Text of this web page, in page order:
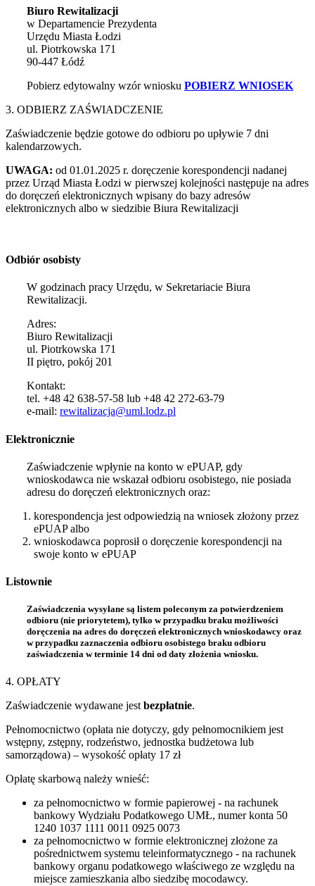
Biuro Rewitalizacji
w Departamencie Prezydenta
Urzędu Miasta Łodzi
ul. Piotrkowska 171
90-447 Łódź
Pobierz edytowalny wzór wniosku POBIERZ WNIOSEK
3. ODBIERZ ZAŚWIADCZENIE
Zaświadczenie będzie gotowe do odbioru po upływie 7 dni
kalendarzowych.
UWAGA: od 01.01.2025 r. doręczenie korespondencji nadanej
przez Urząd Miasta Łodzi w pierwszej kolejności następuje na adres
do doręczeń elektronicznych wpisany do bazy adresów
elektronicznych albo w siedzibie Biura Rewitalizacji
Odbiór osobisty
W godzinach pracy Urzędu, w Sekretariacie Biura
Rewitalizacji.
Adres:
Biuro Rewitalizacji
ul. Piotrkowska 171
II piętro, pokój 201
Kontakt:
tel. +48 42 638-57-58 lub +48 42 272-63-79
e-mail: rewitalizacja@uml.lodz.pl
Elektronicznie
Zaświadczenie wpłynie na konto w ePUAP, gdy
wnioskodawca nie wskazał odbioru osobistego, nie posiada
adresu do doręczeń elektronicznych oraz:
korespondencja jest odpowiedzią na wniosek złożony przez
ePUAP albo
wnioskodawca poprosił o doręczenie korespondencji na
swoje konto w ePUAP
Listownie
Zaświadczenia wysyłane są listem poleconym za potwierdzeniem
odbioru (nie priorytetem), tylko w przypadku braku możliwości
doręczenia na adres do doręczeń elektronicznych wnioskodawcy oraz
w przypadku zaznaczenia odbioru osobistego braku odbioru
zaświadczenia w terminie 14 dni od daty złożenia wniosku.
4. OPŁATY
Zaświadczenie wydawane jest bezpłatnie.
Pełnomocnictwo (opłata nie dotyczy, gdy pełnomocnikiem jest
wstępny, zstępny, rodzeństwo, jednostka budżetowa lub
samorządowa) – wysokość opłaty 17 zł
Opłatę skarbową należy wnieść:
za pełnomocnictwo w formie papierowej - na rachunek
bankowy Wydziału Podatkowego UMŁ, numer konta 50
1240 1037 1111 0011 0925 0073
za pełnomocnictwo w formie elektronicznej złożone za
pośrednictwem systemu teleinformatycznego - na rachunek
bankowy organu podatkowego właściwego ze względu na
miejsce zamieszkania albo siedzibę mocodawcy.